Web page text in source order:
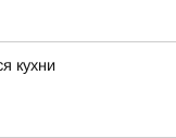
кухни